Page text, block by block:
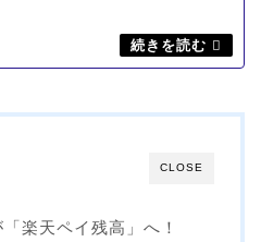
CLOSE
楽天ペイ残高」へ！